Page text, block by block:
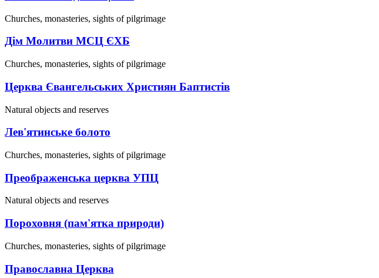
Churches, monasteries, sights of pilgrimage
Дім Молитви МСЦ ЄХБ
Churches, monasteries, sights of pilgrimage
Церква Євангельських Християн Баптистів
Natural objects and reserves
Лев'ятинське болото
Churches, monasteries, sights of pilgrimage
Преображенська церква УПЦ
Natural objects and reserves
Пороховня (пам'ятка природи)
Churches, monasteries, sights of pilgrimage
Православна Церква